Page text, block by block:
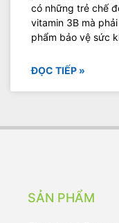
có những trẻ chế
vitamin 3B mà
phẩm bảo vệ sức
ĐỌC TIẾP »
SẢN PHẨM